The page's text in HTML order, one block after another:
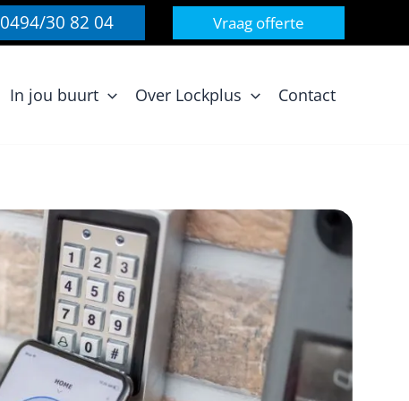
0494/30 82 04 Vraag offerte
In jou buurt Over Lockplus Contact